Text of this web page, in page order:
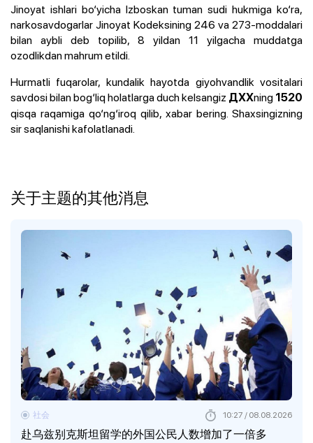
Jinoyat ishlari bo‘yicha Izboskan tuman sudi hukmiga ko‘ra,
narkosavdogarlar Jinoyat Kodeksining 246 va 273-moddalari
bilan aybli deb topilib, 8 yildan 11 yilgacha muddatga
ozodlikdan mahrum etildi.
Hurmatli fuqarolar, kundalik hayotda giyohvandlik vositalari
savdosi bilan bog‘liq holatlarga duch kelsangiz ДХХning 1520
qisqa raqamiga qo‘ng‘iroq qilib, xabar bering. Shaxsingizning
sir saqlanishi kafolatlanadi.
关于主题的其他消息
赴乌兹别克斯坦留学的外国公民人数增加了一倍多
社会 10:27 / 08.08.2026